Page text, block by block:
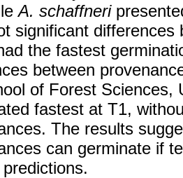
A. schaffneri
significant
the fastest
between
of Forest Sciences,
fastest at T1,
The results
can germinate if